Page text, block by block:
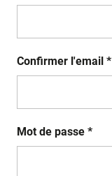
Confirmer l'email *
Mot de passe *